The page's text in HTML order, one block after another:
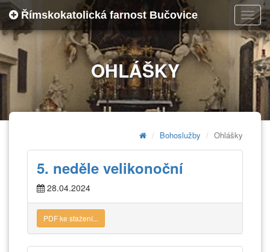
Římskokatolická farnost Bučovice
OHLÁŠKY
Bohoslužby Ohlášky
5. neděle velikonoční
28.04.2024
PDF ke stažení...